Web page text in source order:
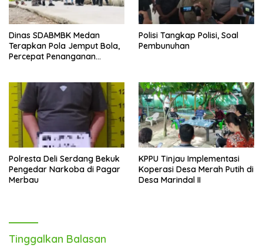
Dinas SDABMBK Medan
Terapkan Pola Jemput Bola,
Percepat Penanganan
Polisi Tangkap Polisi, Soal
Pembunuhan
Polresta Deli Serdang Bekuk
Pengedar Narkoba di Pagar
Merbau
KPPU Tinjau Implementasi
Koperasi Desa Merah Putih di
Desa Marindal II
Tinggalkan Balasan